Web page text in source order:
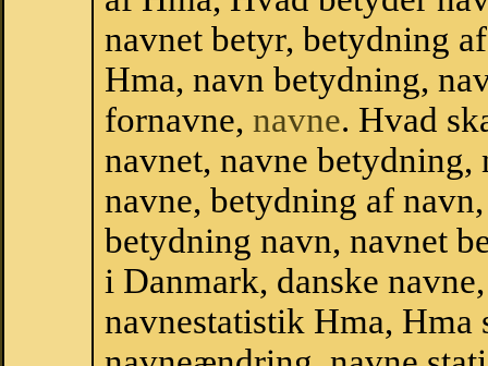
navnet betyr, betydning
Hma, navn betydning,
fornavne, navne. Hvad
navnet, navne
navne, betydning af
betydning navn, navnet
i Danmark, danske
navnestatistik Hma,